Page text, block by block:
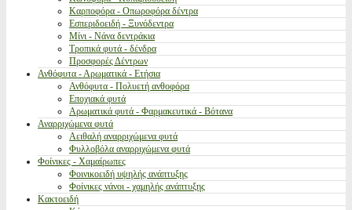
Καρποφόρα - Οπωροφόρα δέντρα
Εσπεριδοειδή - Ξυνόδεντρα
Μίνι - Νάνα δεντράκια
Τροπικά φυτά - δένδρα
Προσφορές Δέντρων
Ανθόφυτα - Αρωματικά - Ετήσια
Ανθόφυτα - Πολυετή ανθοφόρα
Εποχιακά φυτά
Αρωματικά φυτά - Φαρμακευτικά - Βότανα
Αναρριχώμενα φυτά
Αειθαλή αναρριχώμενα φυτά
Φυλλοβόλα αναρριχώμενα φυτά
Φοίνικες - Χαμαίρωπες
Φοινικοειδή υψηλής ανάπτυξης
Φοίνικες νάνοι - χαμηλής ανάπτυξης
Κακτοειδή